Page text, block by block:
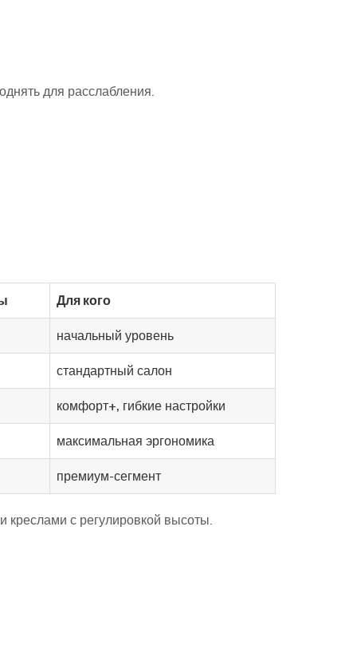
для расслабления.
Для кого
начальный уровень
стандартный салон
комфорт+, гибкие настройки
максимальная эргономика
премиум-сегмент
с регулировкой высоты.